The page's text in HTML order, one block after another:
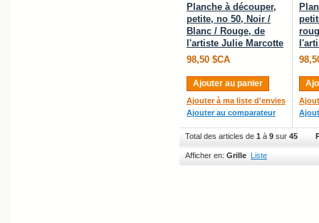
Planche à découper,
petite, no 50, Noir /
Blanc / Rouge, de
l'artiste Julie Marcotte
98,50 $CA
Ajouter au panier
Ajouter à ma liste d'envies
Ajouter au comparateur
Total des articles de 1 à 9 sur 45
Afficher en: Grille Liste